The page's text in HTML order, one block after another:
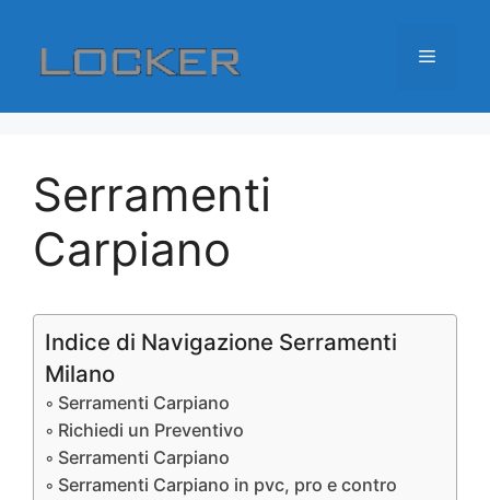
contenuto
Menu
Serramenti
Carpiano
Indice di Navigazione Serramenti
Milano
Serramenti Carpiano
Richiedi un Preventivo
Serramenti Carpiano
Serramenti Carpiano in pvc, pro e contro